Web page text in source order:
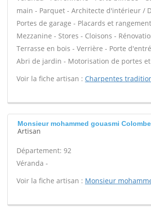
main - Parquet - Architecte d'intérieur /
Portes de garage - Placards et
Mezzanine - Stores - Cloisons -
Terrasse en bois - Verrière - Porte
Abri de jardin - Motorisation de portes
Voir la fiche artisan : Charpentes
Monsieur mohammed gouasmi
Artisan
Département: 92
Véranda -
Voir la fiche artisan : Monsieur